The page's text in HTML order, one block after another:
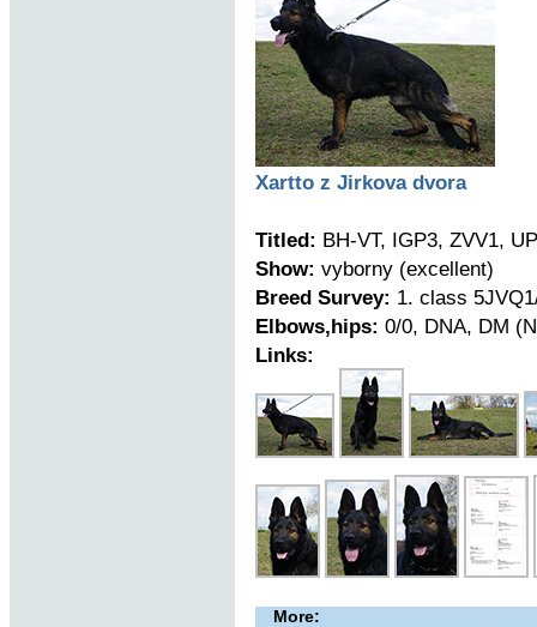
Xartto z Jirkova dvora
Titled: BH-VT, IGP3, ZVV1,
Show: vyborny (excellent)
Breed Survey: 1. class
Elbows,hips: 0/0, DNA, DM
Links:
More: